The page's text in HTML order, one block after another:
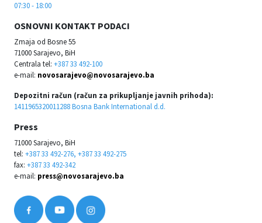
07:30 - 18:00
OSNOVNI KONTAKT PODACI
Zmaja od Bosne 55
71000 Sarajevo, BiH
Centrala tel: +387 33 492-100
e-mail: novosarajevo@novosarajevo.ba
Depozitni račun (račun za prikupljanje javnih prihoda):
1411965320011288 Bosna Bank International d.d.
Press
71000 Sarajevo, BiH
tel: +387 33 492-276, +387 33 492-275
fax: +387 33 492-342
e-mail: press@novosarajevo.ba